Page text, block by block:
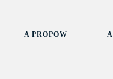
A PROPOW